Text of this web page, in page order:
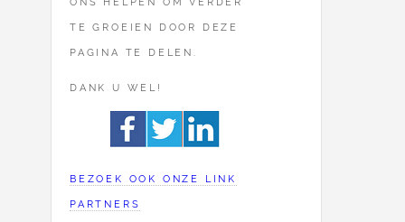
TE GROEIEN DOOR DEZE
PAGINA TE DELEN.
DANK U WEL!
BEZOEK OOK ONZE LINK
PARTNERS